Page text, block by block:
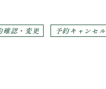
確認・変更 予約キャンセル